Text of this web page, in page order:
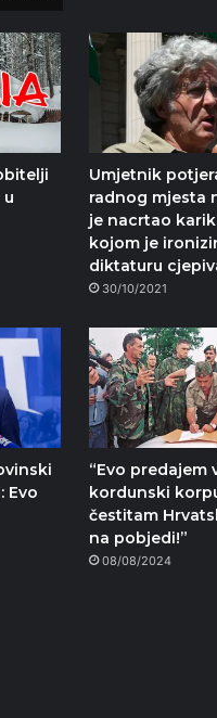
Umjetnik
radnog mjesta
je nacrtao
kojom je
diktaturu
30/10/2021
Evo
“Evo predajem
kordunski
čestitam
na pobjedi!”
08/08/2024